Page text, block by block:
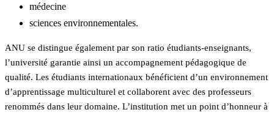
médecine
sciences environnementales.
ANU se distingue également par son ratio étudiants-enseignants,
l’université garantie ainsi un accompagnement pédagogique de
qualité. Les étudiants internationaux bénéficient d’un environnement
d’apprentissage multiculturel et collaborent avec des professeurs
renommés dans leur domaine. L’institution met un point d’honneur à